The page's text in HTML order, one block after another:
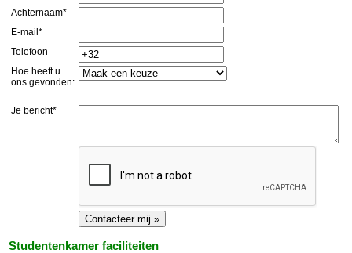
Achternaam*
E-mail*
Telefoon
Hoe heeft u
ons gevonden:
Je bericht*
Studentenkamer faciliteiten